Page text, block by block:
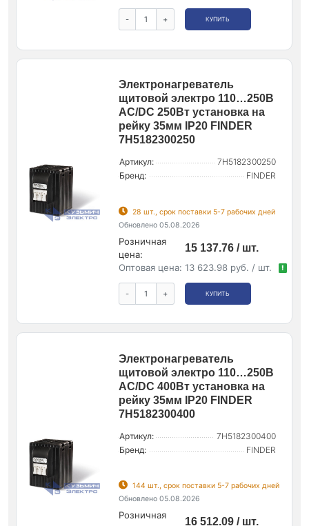
- + КУПИТЬ
Электронагреватель
щитовой электро 110…250В
AC/DC 250Вт установка на
рейку 35мм IP20 FINDER
7H5182300250
Артикул:
7H5182300250
Бренд:
FINDER
28 шт., срок поставки 5-7 рабочих дней
Обновлено 05.08.2026
Розничная
цена:
15 137.76 / шт.
Оптовая цена: 13 623.98 руб. / шт. !
- + КУПИТЬ
Электронагреватель
щитовой электро 110…250В
AC/DC 400Вт установка на
рейку 35мм IP20 FINDER
7H5182300400
Артикул:
7H5182300400
Бренд:
FINDER
144 шт., срок поставки 5-7 рабочих дней
Обновлено 05.08.2026
Розничная
16 512.09 / шт.